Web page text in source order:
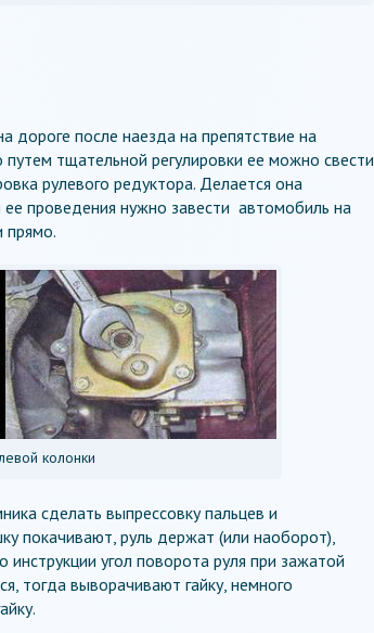
после наезда на препятствие на
тщательной регулировки ее можно свести
рулевого редуктора. Делается она
проведения нужно завести автомобиль на
прямо.
колонки
сделать выпрессовку пальцев и
покачивают, руль держат (или наоборот),
угол поворота руля при зажатой
тогда выворачивают гайку, немного